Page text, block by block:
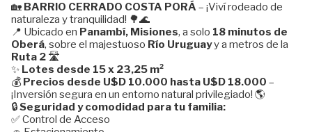
🏡 BARRIO CERRADO COSTA PORÁ – ¡Viví rodeado de
naturaleza y tranquilidad! 🌳🌊
📍 Ubicado en Panambí, Misiones, a solo 18 minutos de
Oberá, sobre el majestuoso Río Uruguayy a metros de la
Ruta 2 🛣️
✨ Lotes desde 15 x 23,25 m²
💰 Precios desde U$D 10.000 hasta U$D 18.000 –
¡Inversión segura en un entorno natural privilegiado! 🌎
🔒Seguridad y comodidad para tu familia:
✅ Control de Acceso